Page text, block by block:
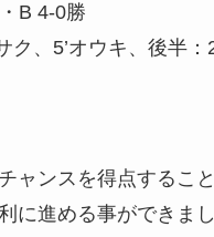
B 4-0勝
ク、5’オウキ、後半：
ャンスを得点するこ
に進める事ができまし